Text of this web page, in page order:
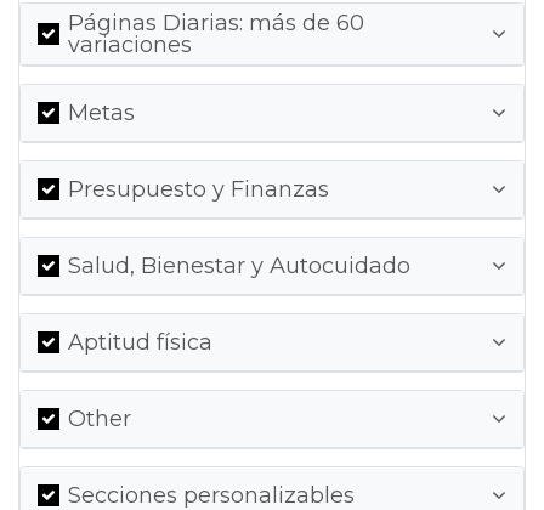
Páginas Diarias: más de 60
variaciones
Metas
Presupuesto y Finanzas
Salud, Bienestar y Autocuidado
Aptitud física
Other
Secciones personalizables